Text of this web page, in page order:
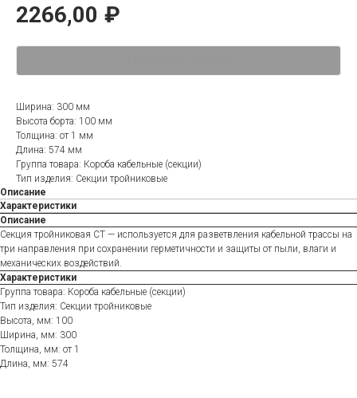
2266,00 ₽
Ширина: 300 мм
Высота борта: 100 мм
Толщина: от 1 мм
Длина: 574 мм
Группа товара: Короба кабельные (секции)
Тип изделия: Секции тройниковые
Описание
Характеристики
Описание
Секция тройниковая СТ — используется для разветвления кабельной трассы на
три направления при сохранении герметичности и защиты от пыли, влаги и
механических воздействий.
Характеристики
Группа товара: Короба кабельные (секции)
Тип изделия: Секции тройниковые
Высота, мм: 100
Ширина, мм: 300
Толщина, мм: от 1
Длина, мм: 574